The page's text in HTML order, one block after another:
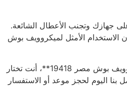
جهازك وتجنب الأعطال الشائعة.
الأمثل لميكروويف بوش
باختيار **خدمة صيانة ميكروويف بوش مصر 19418**، أنت تختار
بنا اليوم لحجز موعد أو الاستفسار